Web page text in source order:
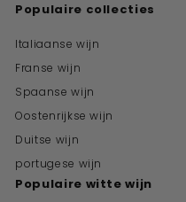
Populaire collecties
Italiaanse wijn
Franse wijn
Spaanse wijn
Oostenrijkse wijn
Duitse wijn
portugese wijn
Populaire witte wijn